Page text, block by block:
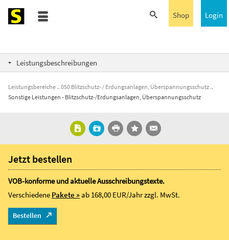
Login
Shop
Leistungsbeschreibungen
Leistungsbereiche
050 Blitzschutz- / Erdungsanlagen, Überspannungsschutz
Sonstige Leistungen - Blitzschutz-/Erdungsanlagen, Überspannungsschutz
Jetzt bestellen
VOB-konforme und aktuelle Ausschreibungstexte.
Verschiedene Pakete »ab 168,00 EUR/Jahrzzgl. MwSt.
Bestellen